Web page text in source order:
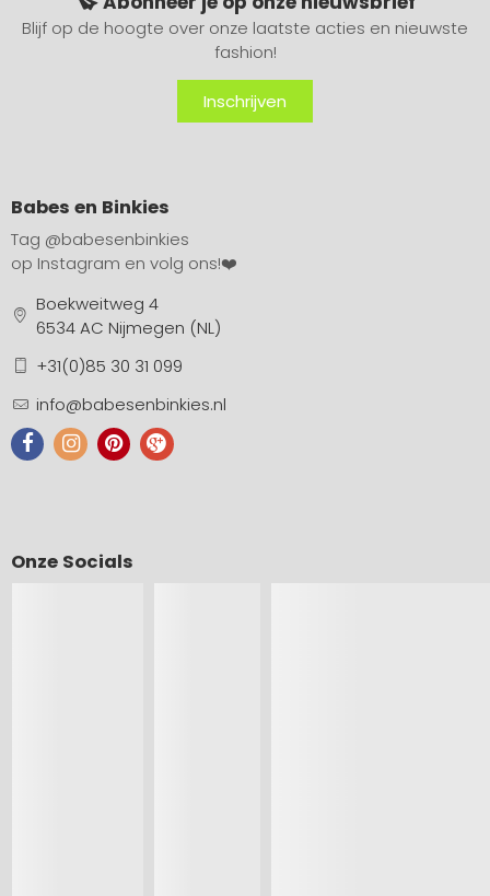
Blijf op de hoogte over onze laatste acties en nieuwste
fashion!
Inschrijven
Babes en Binkies
Tag @babesenbinkies
op Instagram en volg ons!❤️
Boekweitweg 4
6534 AC Nijmegen (NL)
+31(0)85 30 31 099
info@babesenbinkies.nl
Onze Socials